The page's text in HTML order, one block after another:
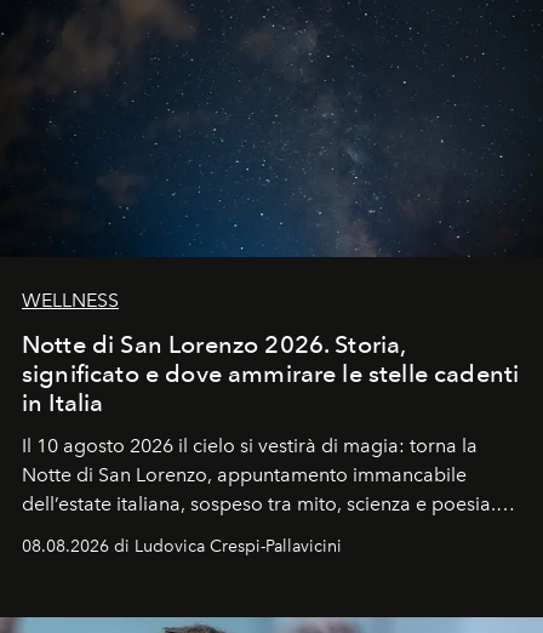
WELLNESS
Notte di San Lorenzo 2026. Storia,
significato e dove ammirare le stelle cadenti
in Italia
Il 10 agosto 2026 il cielo si vestirà di magia: torna la
Notte di San Lorenzo, appuntamento immancabile
dell’estate italiana, sospeso tra mito, scienza e poesia.
Sarà il momento in cui gli occhi si alzano verso la volta
celeste per seguire il passaggio delle
all’universo i desideri più segreti
08.08.2026 di Ludovica Crespi-Pallavicini